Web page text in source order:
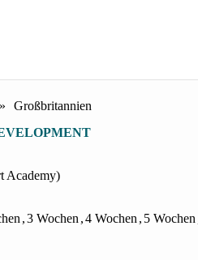
»
Großbritannien
Academy)
,3 Wochen ,4 Wochen , 5 Wochen